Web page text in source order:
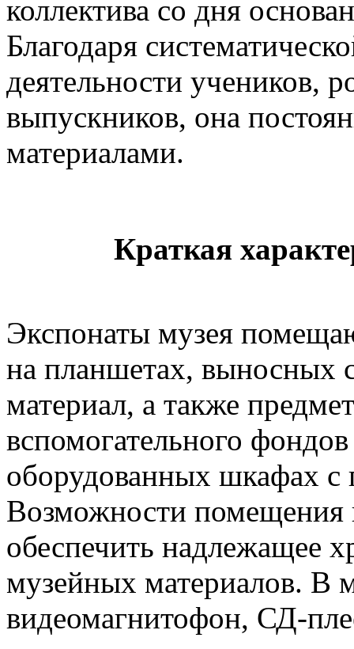
коллектива со дня
Благодаря
деятельности учеников,
выпускников, она
материалами.
Краткая
Экспонаты музея
на планшетах, выносных
материал, а также
вспомогательного
оборудованных шкафах с
Возможности помещения
обеспечить надлежащее
музейных материалов. В
видеомагнитофон, СД-